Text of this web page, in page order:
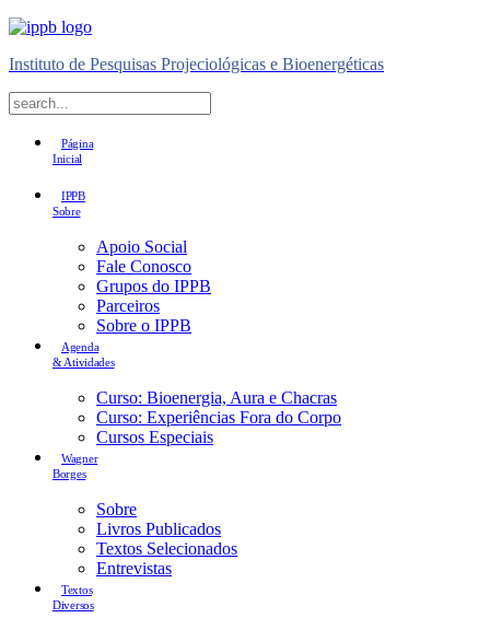
Instituto de Pesquisas Projeciológicas e Bioenergéticas
Página
Inicial
IPPB
Sobre
Apoio Social
Fale Conosco
Grupos do IPPB
Parceiros
Sobre o IPPB
Agenda
& Atividades
Curso: Bioenergia, Aura e Chacras
Curso: Experiências Fora do Corpo
Cursos Especiais
Wagner
Borges
Sobre
Livros Publicados
Textos Selecionados
Entrevistas
Textos
Diversos